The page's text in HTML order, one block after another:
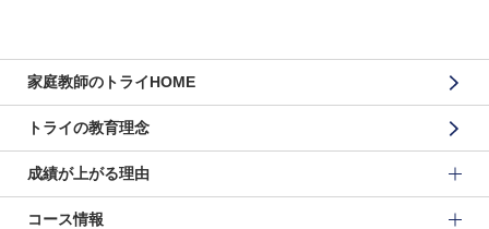
家庭教師のトライHOME
トライの教育理念
成績が上がる理由
コース情報